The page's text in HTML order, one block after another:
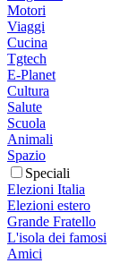
Motori
Viaggi
Cucina
Tgtech
E-Planet
Cultura
Salute
Scuola
Animali
Spazio
Speciali
Elezioni Italia
Elezioni estero
Grande Fratello
L'isola dei famosi
Amici